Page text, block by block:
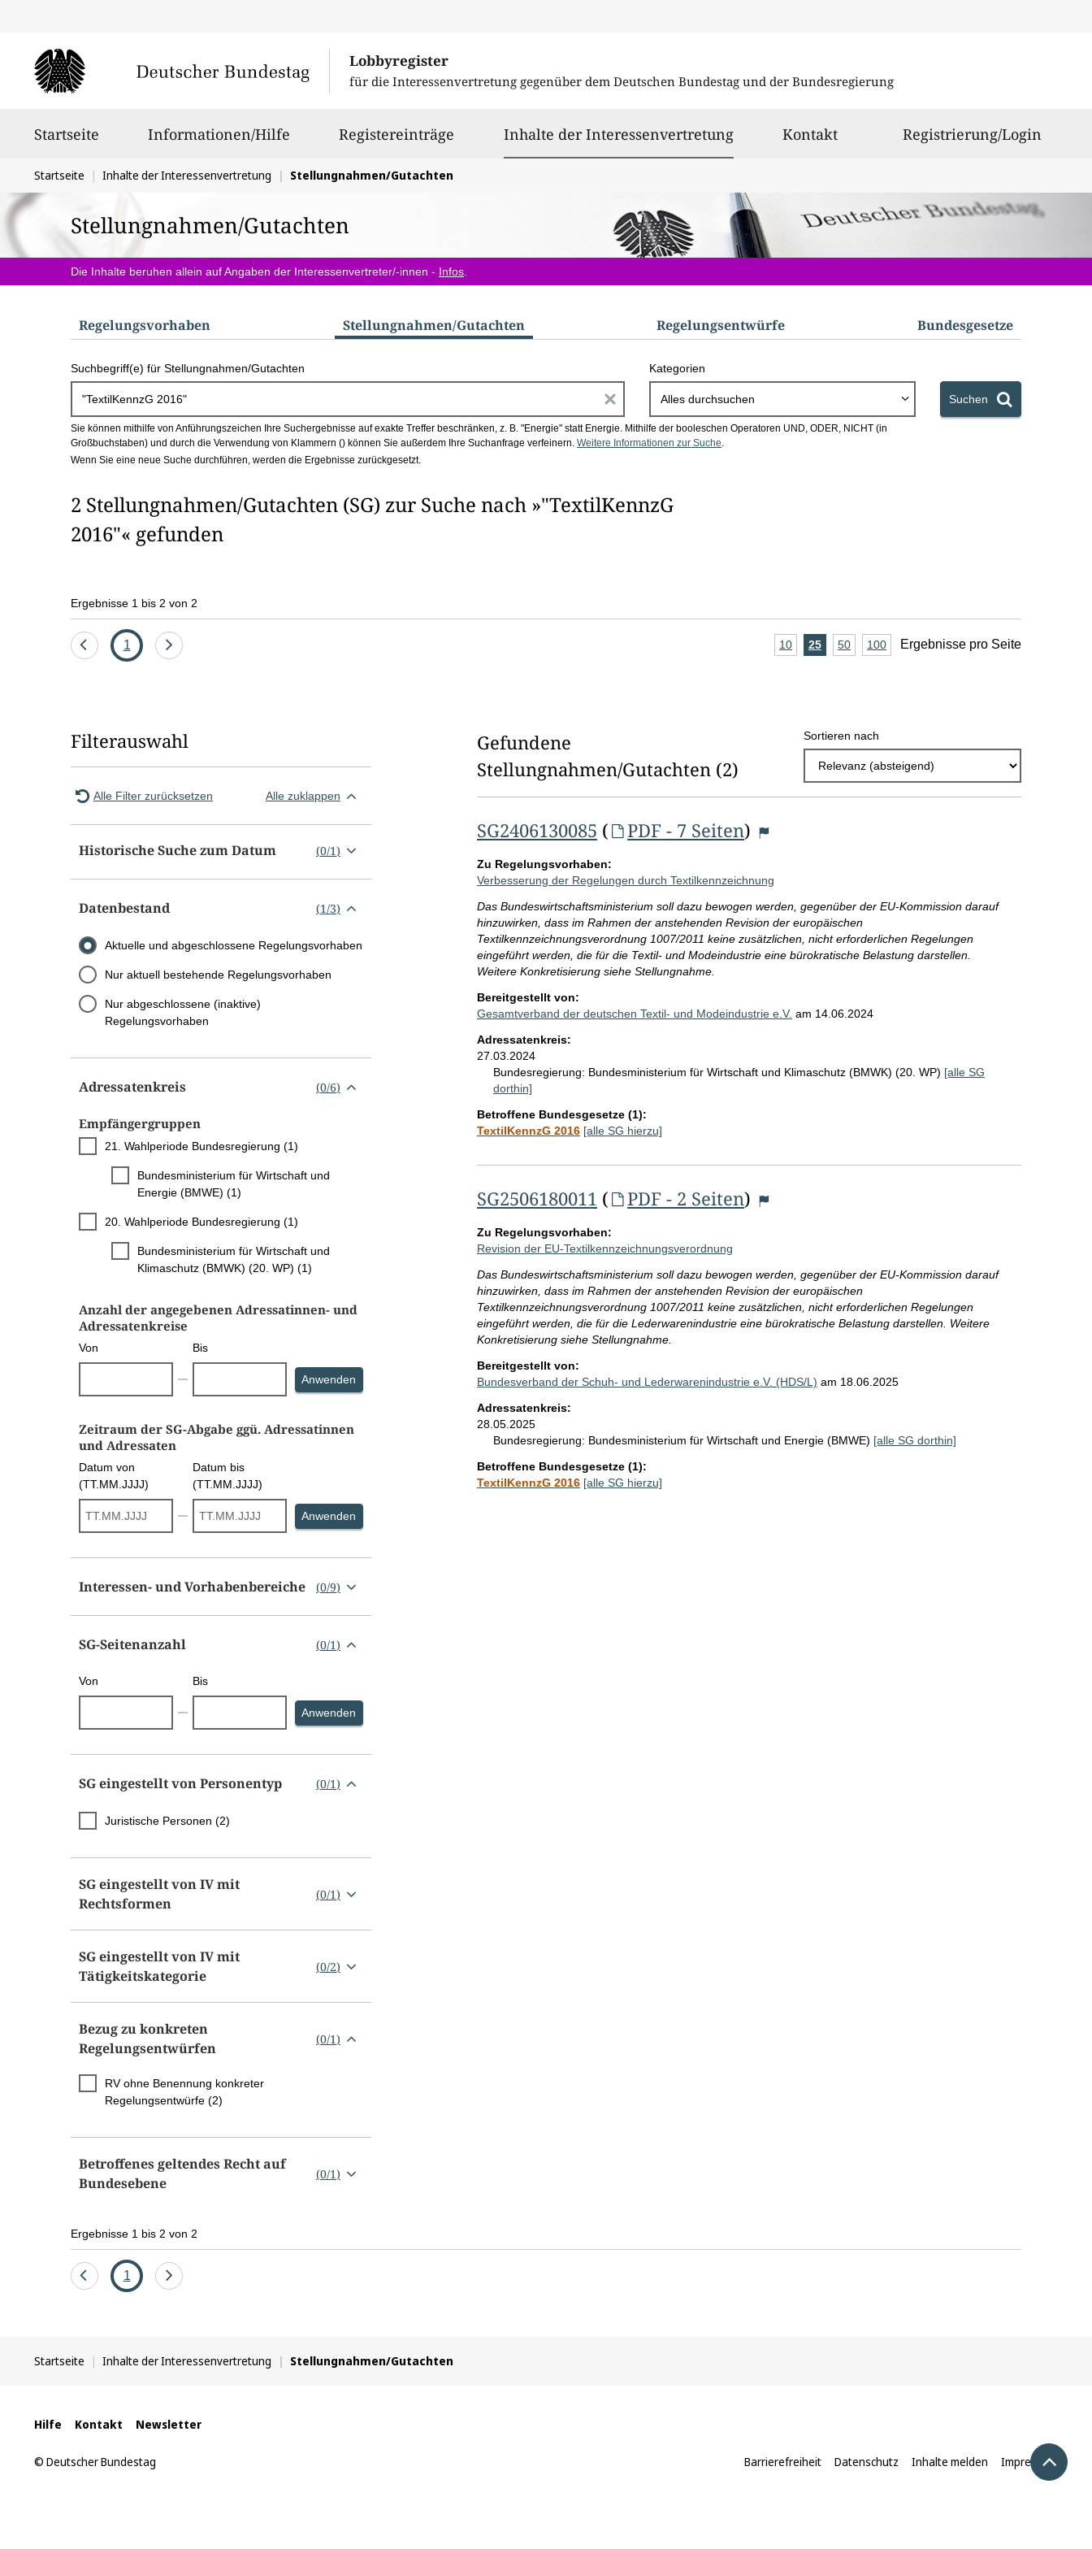
Lobbyregister
für die Interessenvertretung gegenüber dem Deutschen Bundestag und der Bundesregierung
Startseite Informationen/Hilfe Registereinträge Inhalte der Interessenvertretungausgewählt
Kontakt Registrierung/Login
Sie
befinden
sich
hier:
Startseite Inhalte der Interessenvertretung Stellungnahmen/Gutachten
Stellungnahmen/Gutachten
Die Inhalte beruhen allein auf Angaben der Interessenvertreter/-innen - Infos
S
u
c
h
b
x
Regelungs­vorhaben Stellungnahmen/​Gutachten Regelungs­entwürfe Bundes­gesetze
Suchbegriff(e) für Stellungnahmen/Gutachten
i
a
i
s
e
n
Kategorien
Alles durchsuchen Suchen
Sie können mithilfe von Anführungszeichen Ihre Suchergebnisse auf exakte Treffer beschränken, z. B. "Energie" statt Energie. Mithilfe der booleschen Operatoren UND, ODER, NICHT (in
Großbuchstaben) und durch die Verwendung von Klammern () können Sie außerdem Ihre Suchanfrage verfeinern. Weitere Informationen zur Suche.
Wenn Sie eine neue Suche durchführen, werden die Ergebnisse zurückgesetzt.
2 Stellungnahmen/Gutachten (SG) zur Suche nach »"TextilKennzG
2016"« gefunden
Ergebnisse 1 bis 2 von 2
Eine
Seite
1
Eine
A
b
n
s
p
10Ergebnisse
25Ergebnisse
50Ergebnisse
100Ergebnisse
Ergebnisse pro Seite
Filterauswahl
Alle Filter zurücksetzen Alle zuklappen
Historische Suche zum Datum (0/1)
Datenbestand (1/3)
Aktuelle und abgeschlossene Regelungsvorhaben
Nur aktuell bestehende Regelungsvorhaben
Nur abgeschlossene (inaktive)
Regelungsvorhaben
Adressatenkreis (0/6)
Empfängergruppen
21. Wahlperiode Bundesregierung (1)
Bundesministerium für Wirtschaft und
Energie (BMWE) (1)
20. Wahlperiode Bundesregierung (1)
Bundesministerium für Wirtschaft und
Klimaschutz (BMWK) (20. WP) (1)
Anzahl der angegebenen Adressatinnen- und
Adressatenkreise
Von Bis
Anwenden Selektion Anzahl der angegebenen Adressatinnen- und Adressatenkreise
Zeitraum der SG-Abgabe ggü. Adressatinnen
und Adressaten
Datum von
(TT.MM.JJJJ)
Datum bis
(TT.MM.JJJJ)
Anwenden
Interessen- und Vorhabenbereiche (0/9)
SG-Seitenanzahl (0/1)
Von Bis
Anwenden
SG eingestellt von Personentyp (0/1)
Juristische Personen (2)
SG eingestellt von IV mit
Rechtsformen
(0/1)
SG eingestellt von IV mit
Tätigkeitskategorie
(0/2)
Bezug zu konkreten
Regelungsentwürfen
(0/1)
RV ohne Benennung konkreter
Regelungsentwürfe (2)
Betroffenes geltendes Recht auf
Bundesebene
(0/1)
Gefundene
Stellungnahmen/⁠Gutachten (2)
Sortieren nach
SG2406130085 ( PDF - 7 Seiten)
Zu Regelungsvorhaben:
Verbesserung der Regelungen durch Textilkennzeichnung
Das Bundeswirtschaftsministerium soll dazu bewogen werden, gegenüber der EU-Kommission darauf
hinzuwirken, dass im Rahmen der anstehenden Revision der europäischen
Textilkennzeichnungsverordnung 1007/2011 keine zusätzlichen, nicht erforderlichen Regelungen
eingeführt werden, die für die Textil- und Modeindustrie eine bürokratische Belastung darstellen.
Weitere Konkretisierung siehe Stellungnahme.
Bereitgestellt von:
Gesamtverband der deutschen Textil- und Modeindustrie e.V. am 14.06.2024
Adressatenkreis:
27.03.2024
Bundesregierung: Bundesministerium für Wirtschaft und Klimaschutz (BMWK) (20. WP) [alle SG
dorthin]
Betroffene Bundesgesetze (1):
TextilKennzG 2016 [alle SG hierzu]
SG2506180011 ( PDF - 2 Seiten)
Zu Regelungsvorhaben:
Revision der EU-Textilkennzeichnungsverordnung
Das Bundeswirtschaftsministerium soll dazu bewogen werden, gegenüber der EU-Kommission darauf
hinzuwirken, dass im Rahmen der anstehenden Revision der europäischen
Textilkennzeichnungsverordnung 1007/2011 keine zusätzlichen, nicht erforderlichen Regelungen
eingeführt werden, die für die Lederwarenindustrie eine bürokratische Belastung darstellen. Weitere
Konkretisierung siehe Stellungnahme.
Bereitgestellt von:
Bundesverband der Schuh- und Lederwarenindustrie e.V. (HDS/L) am 18.06.2025
Adressatenkreis:
28.05.2025
Bundesregierung: Bundesministerium für Wirtschaft und Energie (BMWE) [alle SG dorthin]
Betroffene Bundesgesetze (1):
TextilKennzG 2016 [alle SG hierzu]
Ergebnisse 1 bis 2 von 2
Eine
Seite
1
Eine
befinden
Startseite Inhalte der Interessenvertretung Stellungnahmen/Gutachten
Interne
Links
Hilfe Kontakt Newsletter
Barrierefreiheit Datenschutz Inhalte melden Impressum
© Deutscher Bundestag